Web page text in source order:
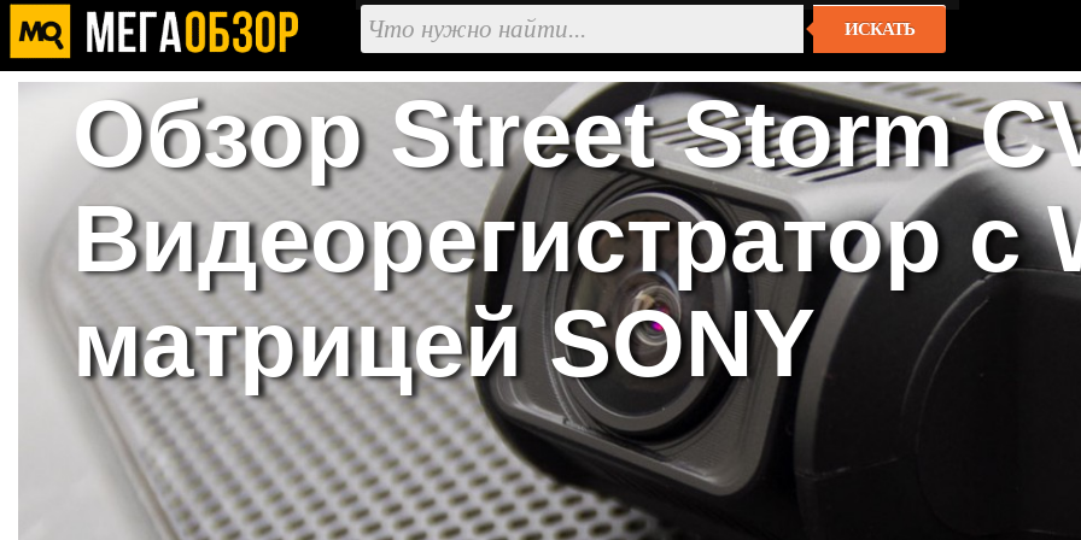
ИСКАТЬ
Обзор Street Storm
Видеорегистратор с
матрицей SONY